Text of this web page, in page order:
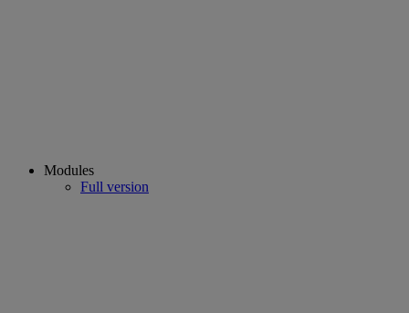
Modules
Full version